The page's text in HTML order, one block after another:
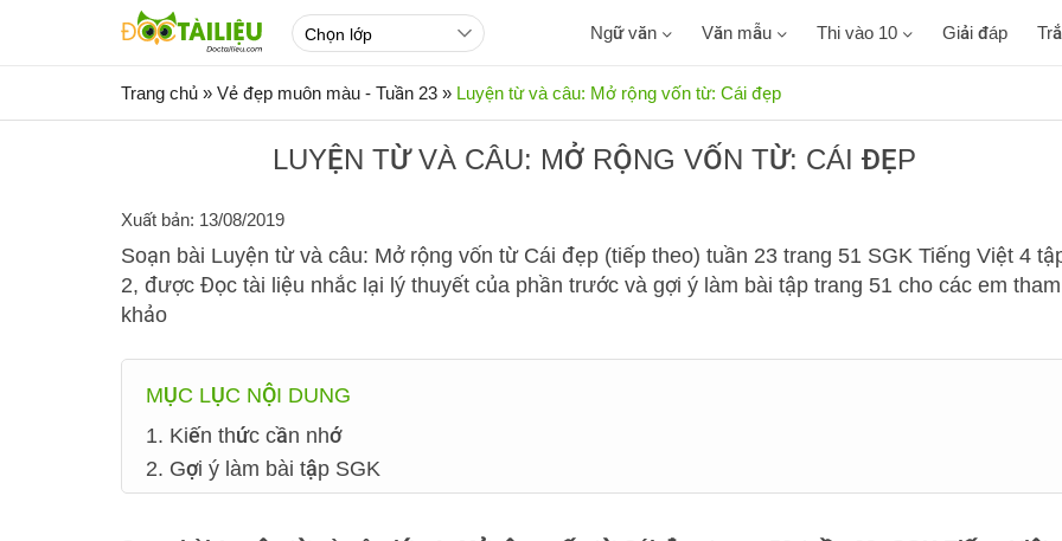
Ngữ văn Văn mẫu Thi vào 10 Giải đáp
Trang chủ » Vẻ đẹp muôn màu - Tuần 23 » Luyện từ và câu: Mở rộng vốn từ: Cái đẹp
LUYỆN TỪ VÀ CÂU: MỞ RỘNG VỐN TỪ: CÁI ĐẸP
Xuất bản: 13/08/2019
Soạn bài Luyện từ và câu: Mở rộng vốn từ Cái đẹp (tiếp theo) tuần 23 trang 51 SGK Tiếng Việt 4
2, được Đọc tài liệu nhắc lại lý thuyết của phần trước và gợi ý làm bài tập trang 51 cho các em tham
khảo
MỤC LỤC NỘI DUNG
1. Kiến thức cần nhớ
2. Gợi ý làm bài tập SGK